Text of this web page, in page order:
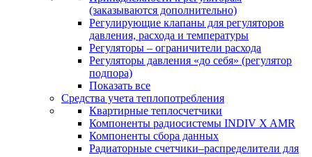
(заказываются дополнительно)
Регулирующие клапаны для регуляторов
давления, расхода и температуры
Регуляторы – ограничители расхода
Регуляторы давления «до себя» (регулятор
подпора)
Показать все
Средства учета теплопотребления
Квартирные теплосчетчики
Компоненты радиосистемы INDIV X AMR
Компоненты сбора данных
Радиаторные счетчики–распределители для